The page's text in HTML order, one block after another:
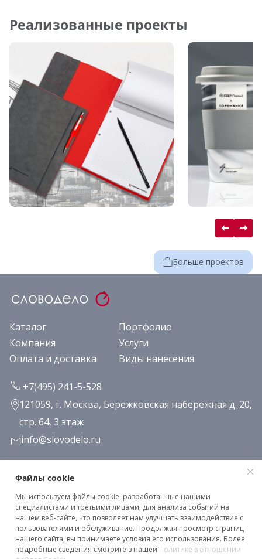
Реализованные проекты
Больше проектов
Каталог
Портфолио
Компания
Услуги
Оплата и доставка
Виды нанесения
+7(495) 241-5-528
121059, г. Москва, Бережковская набережная д. 20,
стр. 64, 3 этаж
info@slovodelo.ru
Заказать звонок
Подписаться на рассылку
Клиентское соглашение
Файлы cookie
Мы используем файлы cookie, разработанные нашими
специалистами и третьими лицами, для анализа событий на
нашем веб-сайте, что позволяет нам улучшать взаимодействие с
пользователями и обслуживание. Продолжая просмотр страниц
нашего сайта, вы принимаете условия его использования. Более
подробные сведения смотрите в нашей Политике в отношении